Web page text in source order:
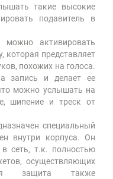
такие высокие
подавитель в
активировать
представляет
похожих на голоса.
запись и делает ее
можно услышать на
шипение и треск от
специальный
внутри корпуса. Он
сеть, т.к. полностью
осуществляющих
защита также